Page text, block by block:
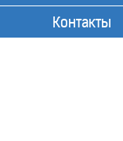
Контакты